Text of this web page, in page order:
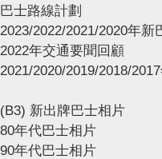
巴士路線計劃
2023/2022/2021/2020年新
2022年交通要聞回顧
2021/2020/2019/2018/
(B3) 新出牌巴士相片
80年代巴士相片
90年代巴士相片